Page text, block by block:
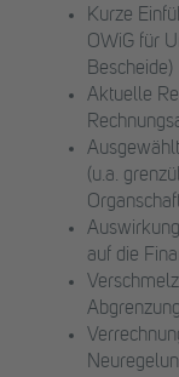
Kurze
OWiG für
Bescheide)
Aktuelle
(u.a.
auf die